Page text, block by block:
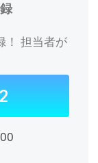
用の
出るこ
期間
問
！ 担当者が